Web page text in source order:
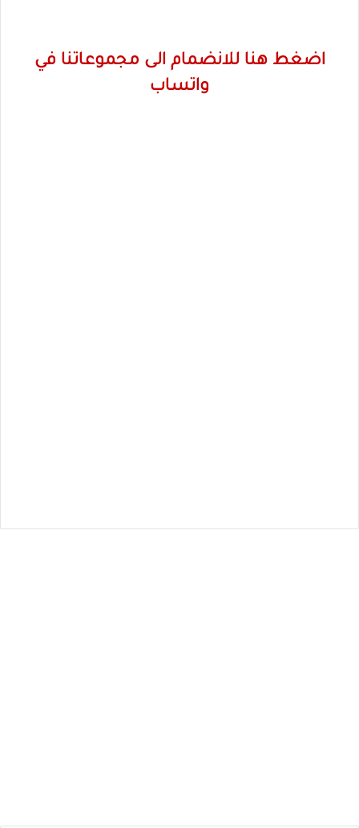
اضغط هنا للانضمام الى مجموعاتنا في
واتساب